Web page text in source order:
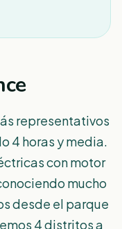
representativos
4 horas y media.
con motor
mucho
desde el parque
4 distritos a